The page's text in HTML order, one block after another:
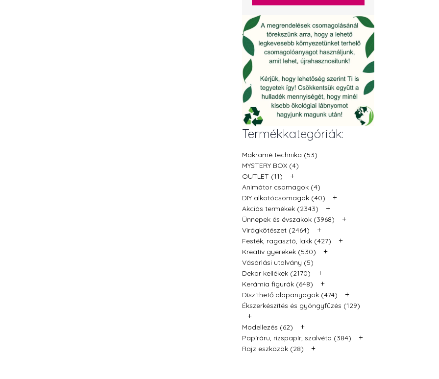
Termékkategóriák:
Makramé technika (53)
MYSTERY BOX (4)
OUTLET (11)
+
Animátor csomagok (4)
DIY alkotócsomagok (40)
+
Akciós termékek (2343) +
Ünnepek és évszakok (3968) +
Virágkötészet (2464) +
Festék, ragasztó, lakk (427) +
Kreatív gyerekek (530) +
Vásárlási utalvány (5)
Dekor kellékek (2170)
+
Kerámia figurák (648) +
Díszíthető alapanyagok (474) +
Ékszerkészítés és gyöngyfűzés (129)
+
Modellezés (62) +
Papíráru, rizspapír, szalvéta (384) +
Rajz eszközök (28) +